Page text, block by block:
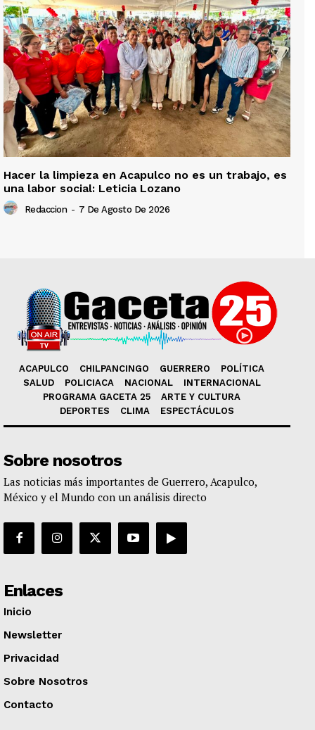
Hacer la limpieza en Acapulco no es un trabajo, es
una labor social: Leticia Lozano
Redaccion - 7 De Agosto De 2026
ACAPULCO CHILPANCINGO GUERRERO
POLÍTICA
SALUD
POLICIACA NACIONAL
INTERNACIONAL
PROGRAMA GACETA 25
ARTE Y CULTURA
DEPORTES
CLIMA ESPECTÁCULOS
Sobre nosotros
Las noticias más importantes de Guerrero, Acapulco,
México y el Mundo con un análisis directo
Enlaces
Inicio
Newsletter
Privacidad
Sobre Nosotros
Contacto